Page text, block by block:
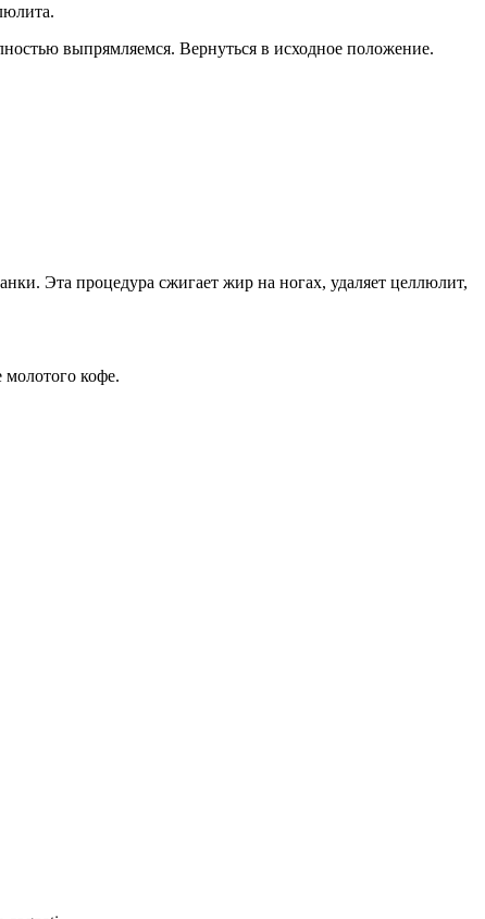
выпрямляемся. Вернуться в исходное положение.
Эта процедура сжигает жир на ногах, удаляет целлюлит,
кофе.